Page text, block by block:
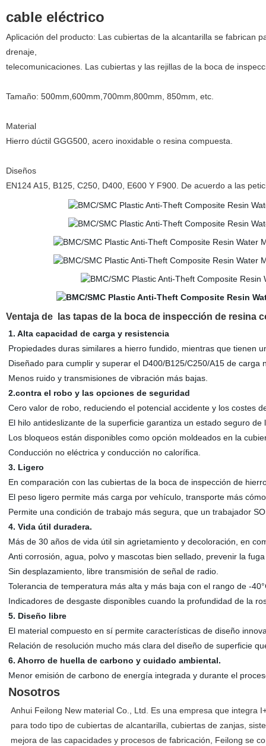
cable eléctrico
Aplicación del producto: Las cubiertas de la alcantarilla se fabrican
drenaje,
telecomunicaciones. Las cubiertas y las rejillas de la boca de
Tamaño: 500mm,600mm,700mm,800mm, 850mm, etc.
Material
Hierro dúctil GGG500, acero inoxidable o resina compuesta.
Diseños
EN124 A15, B125, C250, D400, E600 Y F900. De acuerdo a las
Ventaja de las tapas de la boca de inspección de resina
1. Alta capacidad de carga y resistencia
Propiedades duras similares a hierro fundido, mientras que tienen
Diseñado para cumplir y superar el D400/B125/C250/A15 de carga
Menos ruido y transmisiones de vibración más bajas.
2.contra el robo y las opciones de seguridad
Cero valor de robo, reduciendo el potencial accidente y los costes
El hilo antideslizante de la superficie garantiza un estado seguro
Los bloqueos están disponibles como opción moldeados en la
Conducción no eléctrica y conducción no calorífica.
3. Ligero
En comparación con las cubiertas de la boca de inspección de
El peso ligero permite más carga por vehículo, transporte más
Permite una condición de trabajo más segura, que un trabajador
4. Vida útil duradera.
Más de 30 años de vida útil sin agrietamiento y decoloración, en
Anti corrosión, agua, polvo y mascotas bien sellado, prevenir la
Sin desplazamiento, libre transmisión de señal de radio.
Tolerancia de temperatura más alta y más baja con el rango de -
Indicadores de desgaste disponibles cuando la profundidad de la
5. Diseño libre
El material compuesto en sí permite características de diseño
Relación de resolución mucho más clara del diseño de superficie
6. Ahorro de huella de carbono y cuidado ambiental.
Menor emisión de carbono de energía integrada y durante el
Nosotros
Anhui Feilong New material Co., Ltd. Es una empresa que integra
para todo tipo de cubiertas de alcantarilla, cubiertas de zanjas,
mejora de las capacidades y procesos de fabricación, Feilong se